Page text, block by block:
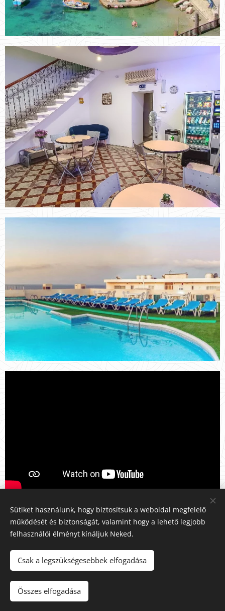
ÉRDEKLŐDÉS
Sütiket használunk, hogy biztosítsuk a weboldal megfelelő
működését és biztonságát, valamint hogy a lehető legjobb
felhasználói élményt kínáljuk Neked.
Csak a legszükségesebbek elfogadása
Összes elfogadása